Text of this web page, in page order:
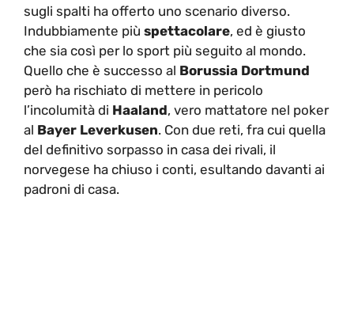
sugli spalti ha offerto uno scenario diverso.
Indubbiamente più spettacolare, ed è giusto
che sia così per lo sport più seguito al mondo.
Quello che è successo al Borussia Dortmund
però ha rischiato di mettere in pericolo
l’incolumità di Haaland, vero mattatore nel poker
al Bayer Leverkusen. Con due reti, fra cui quella
del definitivo sorpasso in casa dei rivali, il
norvegese ha chiuso i conti, esultando davanti ai
padroni di casa.